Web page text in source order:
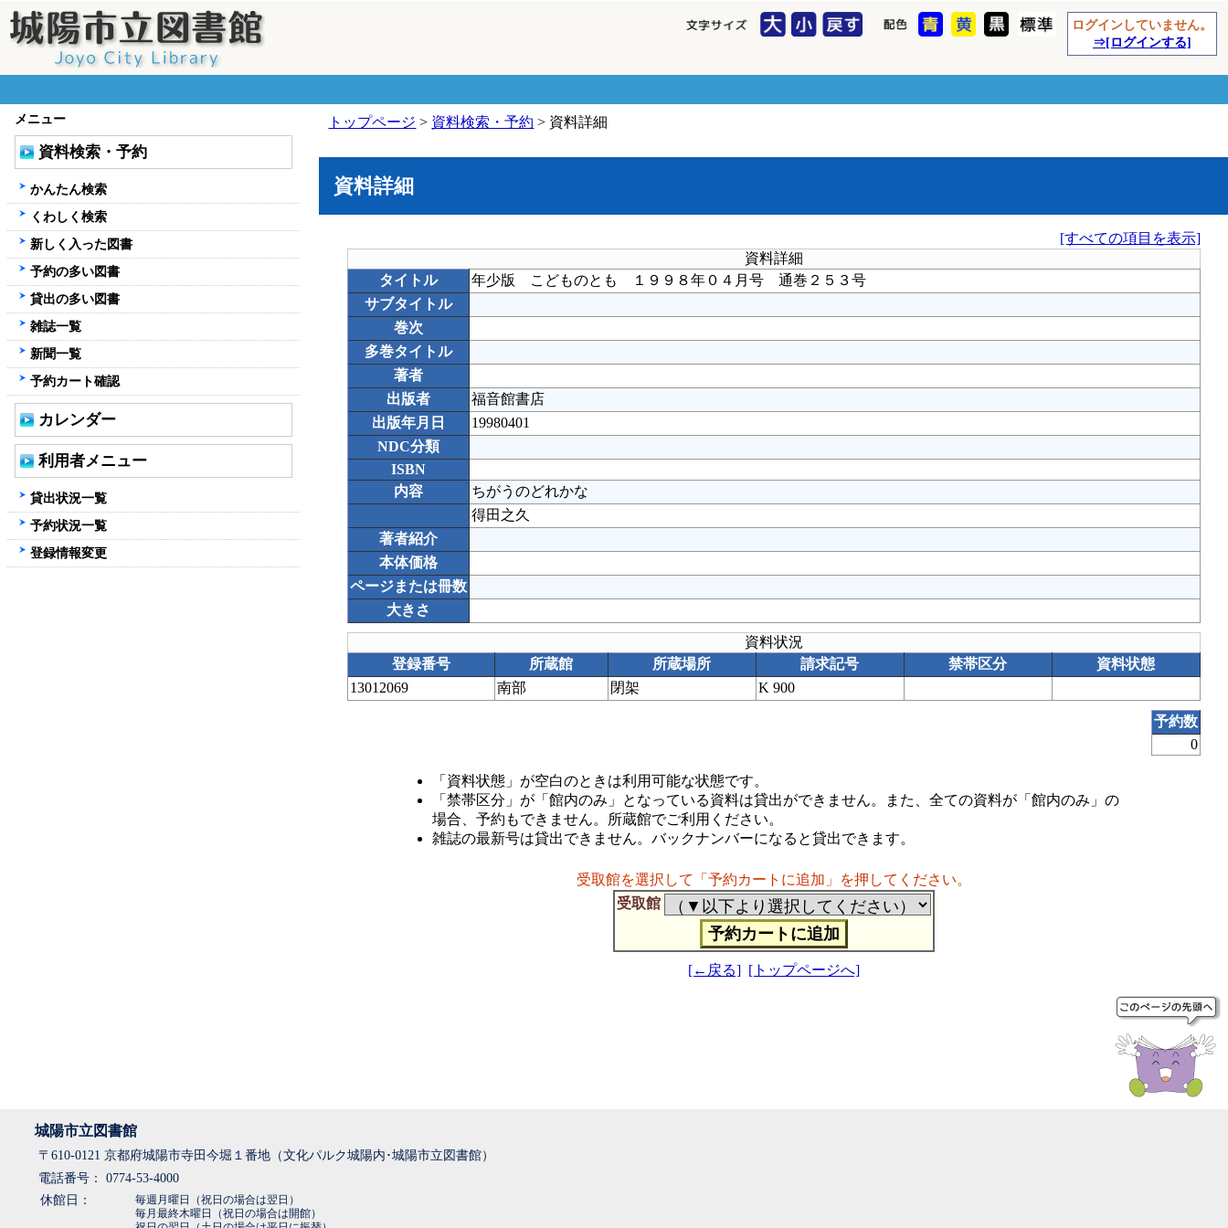
ログインしていません。
⇒[ログインする]
トップページ > 資料検索・予約 > 資料詳細
資料詳細
[すべての項目を表示]
資料詳細
タイトル
年少版 こどものとも １９９８年０４月号 通巻２５３号
サブタイトル
巻次
多巻タイトル
著者
出版者
福音館書店
出版年月日
19980401
NDC分類
ISBN
内容
ちがうのどれかな
得田之久
著者紹介
本体価格
ページまたは冊数
大きさ
資料状況
登録番号
所蔵館 所蔵場所 請求記号 禁帯区分
資料状態
13012069
南部 閉架 K 900
予約数
0
「資料状態」が空白のときは利用可能な状態です。
「禁帯区分」が「館内のみ」となっている資料は貸出ができません。また、全ての資料が「館内のみ」の
場合、予約もできません。所蔵館でご利用ください。
雑誌の最新号は貸出できません。バックナンバーになると貸出できます。
受取館を選択して「予約カートに追加」を押してください。
受取館
[←戻る] [トップページへ]
メニュー
資料検索・予約
かんたん検索
くわしく検索
新しく入った図書
予約の多い図書
貸出の多い図書
雑誌一覧
新聞一覧
予約カート確認
カレンダー
利用者メニュー
貸出状況一覧
予約状況一覧
登録情報変更
城陽市立図書館
〒610-0121 京都府城陽市寺田今堀１番地（文化パルク城陽内･城陽市立図書館）
電話番号： 0774-53-4000
休館日：
毎週月曜日（祝日の場合は翌日）
毎月最終木曜日（祝日の場合は開館）